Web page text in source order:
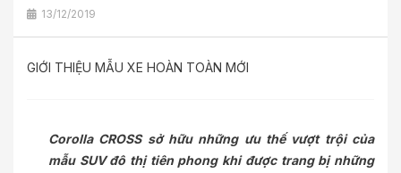
13/12/2019
GIỚI THIỆU MẪU XE HOÀN TOÀN MỚI
Corolla CROSS sở hữu những ưu thế vượt trội của
mẫu SUV đô thị tiên phong khi được trang bị những